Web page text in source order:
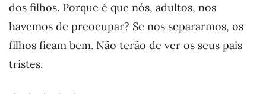
dos filhos. Porque é que nós, adultos, nos
havemos de preocupar? Se nos separarmos, os
filhos ficam bem. Não terão de ver os seus pais
tristes.